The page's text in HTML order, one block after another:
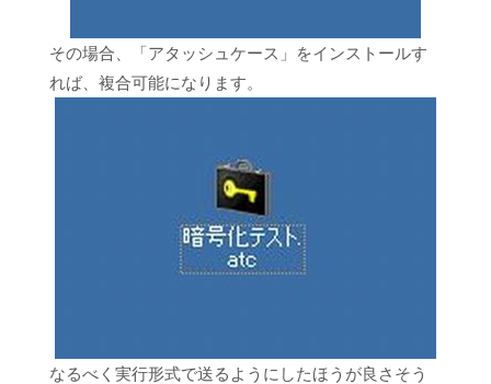
その場合、「アタッシュケース」をインストールす
れば、複合可能になります。
なるべく実行形式で送るようにしたほうが良さそう